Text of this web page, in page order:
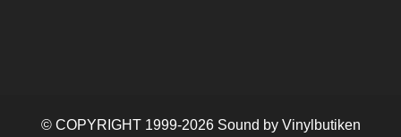
© COPYRIGHT 1999-2026 Sound by Vinylbutiken